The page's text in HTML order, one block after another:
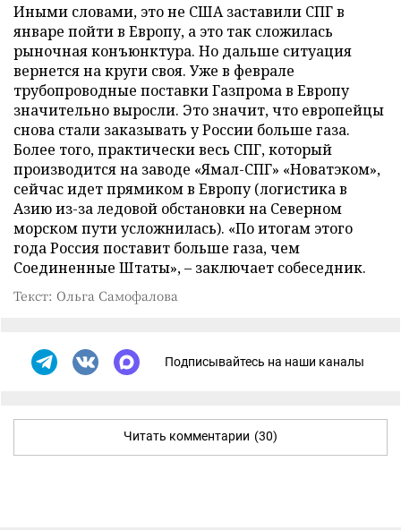
Иными словами, это не США заставили СПГ в
январе пойти в Европу, а это так сложилась
рыночная конъюнктура. Но дальше ситуация
вернется на круги своя. Уже в феврале
трубопроводные поставки Газпрома в Европу
значительно выросли. Это значит, что европейцы
снова стали заказывать у России больше газа.
Более того, практически весь СПГ, который
производится на заводе «Ямал-СПГ» «Новатэком»,
сейчас идет прямиком в Европу (логистика в
Азию из-за ледовой обстановки на Северном
морском пути усложнилась). «По итогам этого
года Россия поставит больше газа, чем
Соединенные Штаты», – заключает собеседник.
Текст: Ольга Самофалова
Подписывайтесь на наши каналы
Читать комментарии (30)